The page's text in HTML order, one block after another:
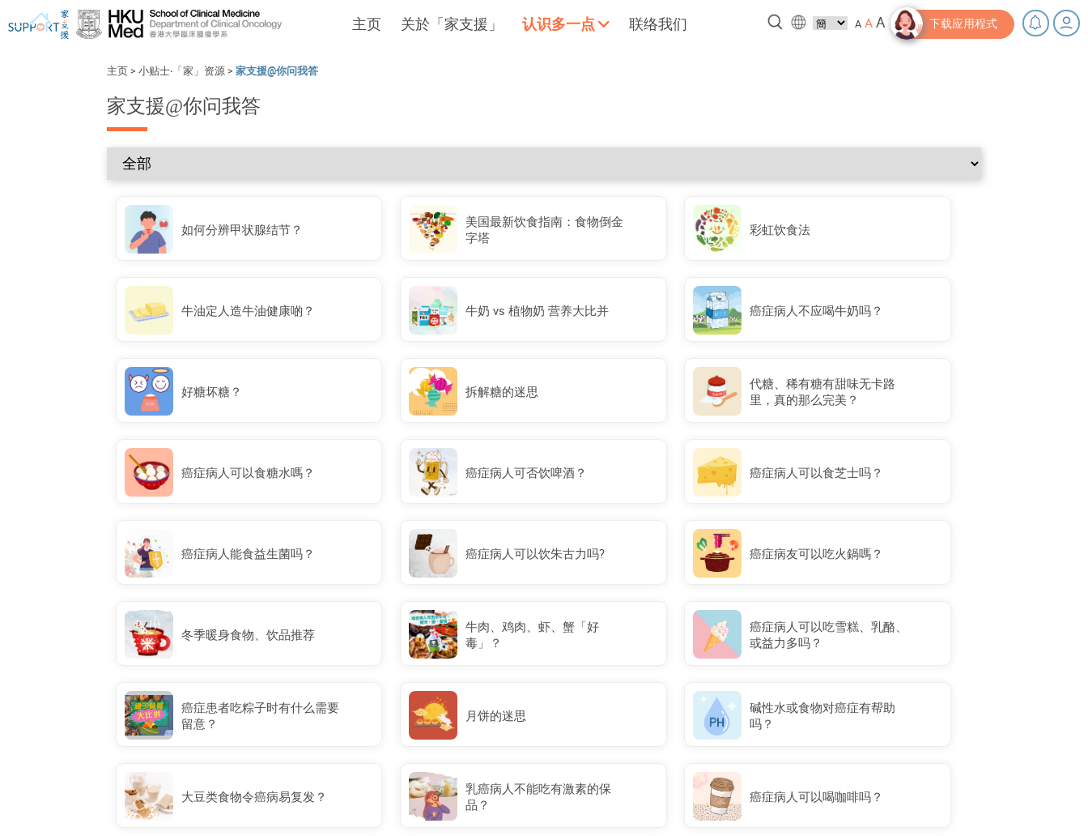
主页 关於「家支援」 认识多一点
我刚得知我患上癌症...
联络我们 A AA 下载应用程式
主页> 小贴士‧「家」资源> 家支援@你问我答
家支援@你问我答
如何分辨甲状腺结节？
美国最新饮食指南：食物倒金
字塔
彩虹饮食法
牛油定人造牛油健康啲？ 牛奶 vs 植物奶 营养大比并 癌症病人不应喝牛奶吗？
好糖坏糖？ 拆解糖的迷思
代糖、稀有糖有甜味无卡路
里，真的那么完美？
癌症病人可以食糖水嗎？ 癌症病人可否饮啤酒？ 癌症病人可以食芝士吗？
癌症病人能食益生菌吗？ 癌症病人可以饮朱古力吗? 癌症病友可以吃火鍋嗎？
冬季暖身食物、饮品推荐
牛肉、鸡肉、虾、蟹「好
毒」？
癌症病人可以吃雪糕、乳酪、
或益力多吗？
癌症患者吃粽子时有什么需要
留意？
月饼的迷思
碱性水或食物对癌症有帮助
吗？
大豆类食物令癌病易复发？
乳癌病人不能吃有激素的保
品？
癌症病人可以喝咖啡吗？